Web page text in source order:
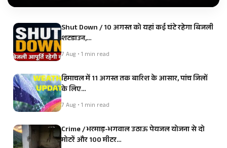
Shut Down / 10 अगस्त को यहां कई घंटे रहेगा बिजली
शटडाउन,…
7 Aug • 1 min read
हिमाचल में 11 अगस्त तक बारिश के आसार, पांच जिलों
के लिए…
7 Aug • 1 min read
Crime / भरमाड़-भगवाल उठाऊ पेयजल योजना से दो
मोटरें और 100 मीटर…